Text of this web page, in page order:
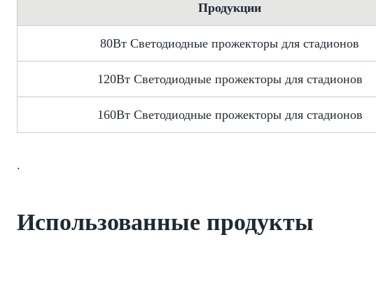
Продукции
80Вт Светодиодные прожекторы для стадионов
120Вт Светодиодные прожекторы для стадионов
160Вт Светодиодные прожекторы для стадионов
.
Использованные продукты